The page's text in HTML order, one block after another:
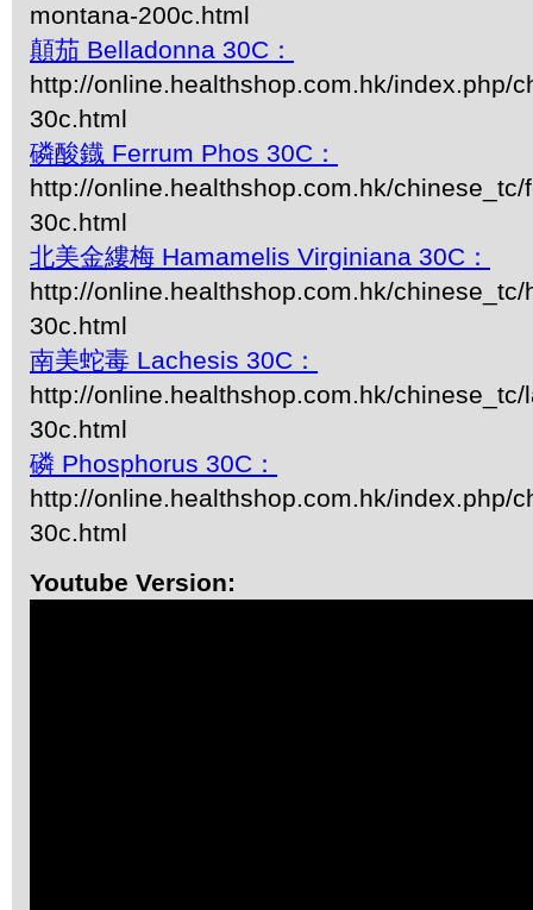
montana-200c.html
顛茄 Belladonna 30C：
http://online.healthshop.com.hk/index.php/
30c.html
磷酸鐡 Ferrum Phos 30C：
http://online.healthshop.com.hk/
30c.html
北美金縷梅 Hamamelis Virginiana 30C：
http://online.healthshop.com.hk/
30c.html
南美蛇毒 Lachesis 30C：
http://online.healthshop.com.hk/
30c.html
磷 Phosphorus 30C：
http://online.healthshop.com.hk/index.php/
30c.html
Youtube Version: